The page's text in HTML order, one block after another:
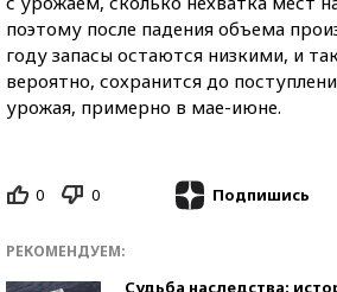
поэтому после падения объема
году запасы остаются низкими, и
вероятно, сохранится до
урожая, примерно в мае-июне.
0 0 Подпишись
РЕКОМЕНДУЕМ:
Судьба наследства: